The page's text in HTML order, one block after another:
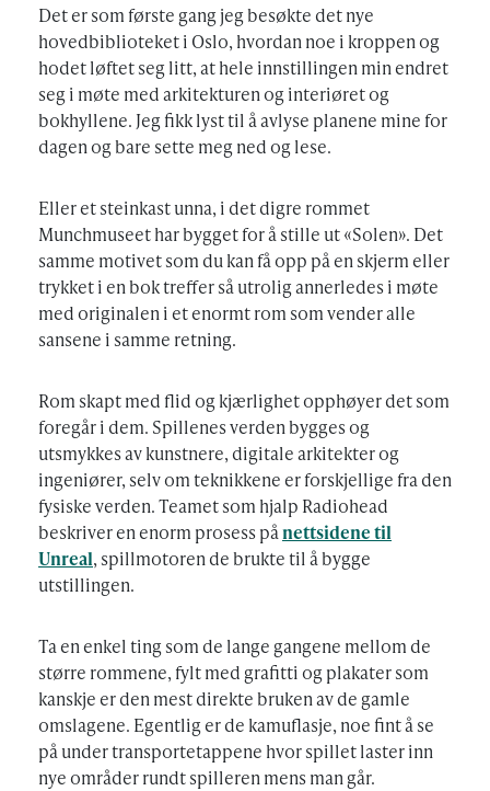
Det er som første gang jeg besøkte det nye
hovedbiblioteket i Oslo, hvordan noe i kroppen og
hodet løftet seg litt, at hele innstillingen min endret
seg i møte med arkitekturen og interiøret og
bokhyllene. Jeg fikk lyst til å avlyse planene mine for
dagen og bare sette meg ned og lese.
Eller et steinkast unna, i det digre rommet
Munchmuseet har bygget for å stille ut «Solen». Det
samme motivet som du kan få opp på en skjerm eller
trykket i en bok treffer så utrolig annerledes i møte
med originalen i et enormt rom som vender alle
sansene i samme retning.
Rom skapt med flid og kjærlighet opphøyer det som
foregår i dem. Spillenes verden bygges og
utsmykkes av kunstnere, digitale arkitekter og
ingeniører, selv om teknikkene er forskjellige fra den
fysiske verden. Teamet som hjalp Radiohead
beskriver en enorm prosess pånettsidene til
Unreal, spillmotoren de brukte til å bygge
utstillingen.
Ta en enkel ting som de lange gangene mellom de
større rommene, fylt med grafitti og plakater som
kanskje er den mest direkte bruken av de gamle
omslagene. Egentlig er de kamuflasje, noe fint å se
på under transportetappene hvor spillet laster inn
nye områder rundt spilleren mens man går.